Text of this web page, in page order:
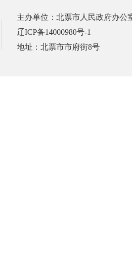
主办单位：北票市人民政府办公
辽ICP备14000980号-1
地址：北票市市府街8号